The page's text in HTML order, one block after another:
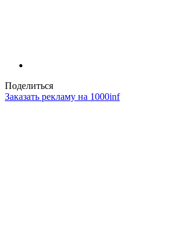
Поделиться
Заказать рекламу на 1000inf